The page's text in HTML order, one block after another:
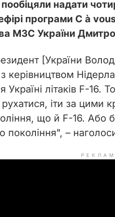
надати
програми C à
МЗС України
[України
керівництвом
Україні літаків F-16.
іти за цими
що й F-16. Або
покоління", –